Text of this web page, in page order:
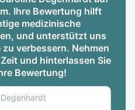
Ihre Bewertung hilft
medizinische
und unterstützt uns
verbessern. Nehmen
und hinterlassen Sie
Bewertung!